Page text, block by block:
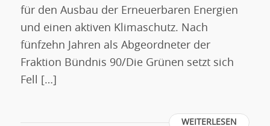
für den Ausbau der Erneuerbaren Energien
und einen aktiven Klimaschutz. Nach
fünfzehn Jahren als Abgeordneter der
Fraktion Bündnis 90/Die Grünen setzt sich
Fell […]
WEITERLESEN